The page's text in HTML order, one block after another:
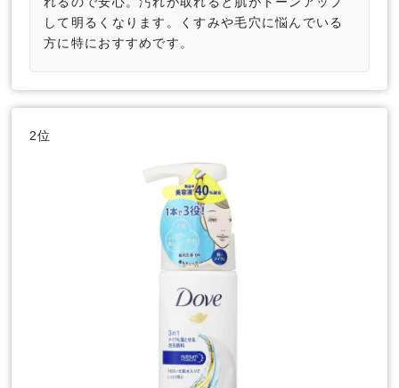
して明るくなります。くすみや毛穴に悩んでいる
方に特におすすめです。
2位